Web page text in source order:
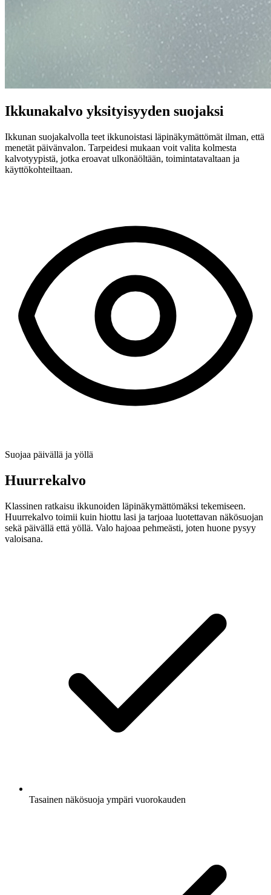
Ikkunakalvo yksityisyyden suojaksi
Ikkunan suojakalvolla teet ikkunoistasi läpinäkymättömät ilman, että
menetät päivänvalon. Tarpeidesi mukaan voit valita kolmesta
kalvotyypistä, jotka eroavat ulkonäöltään, toimintatavaltaan ja
käyttökohteiltaan.
Suojaa päivällä ja yöllä
Huurrekalvo
Klassinen ratkaisu ikkunoiden läpinäkymättömäksi tekemiseen.
Huurrekalvo toimii kuin hiottu lasi ja tarjoaa luotettavan näkösuojan
sekä päivällä että yöllä. Valo hajoaa pehmeästi, joten huone pysyy
valoisana.
Tasainen näkösuoja ympäri vuorokauden